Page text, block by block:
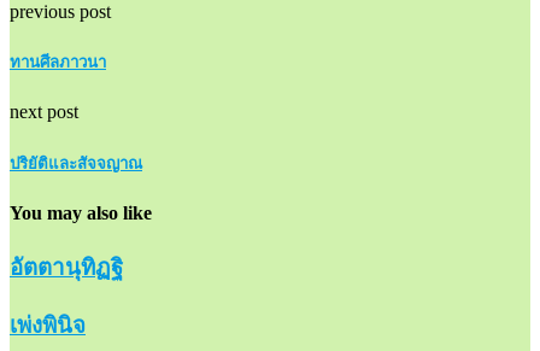
previous post
ทานศีลภาวนา
next post
ปริยัติและสัจจญาณ
You may also like
อัตตานุทิฏฐิ
เพ่งพินิจ